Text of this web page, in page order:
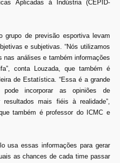
Aplicadas à Indústria (CEPID-
grupo de previsão esportiva levam
e subjetivas. “Nós utilizamos
nas análises e também informações
conta Louzada, que também é
de Estatística. “Essa é a grande
incorporar as opiniões de
mais fiéis à realidade”,
que também é professor do ICMC e
usa essas informações para gerar
as chances de cada time passar